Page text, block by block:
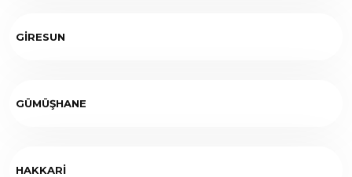
GİRESUN
GÜMÜŞHANE
HAKKARİ